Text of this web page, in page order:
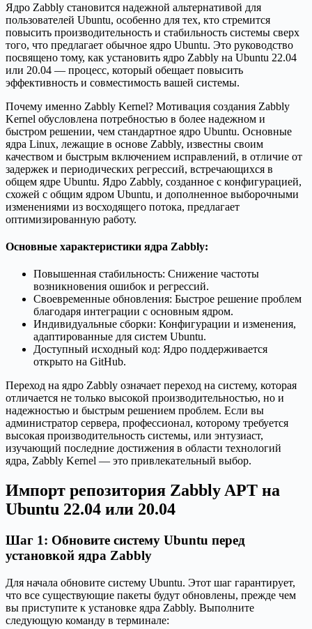
Ядро Zabbly становится надежной альтернативой для
пользователей Ubuntu, особенно для тех, кто стремится
повысить производительность и стабильность системы сверх
того, что предлагает обычное ядро Ubuntu. Это руководство
посвящено тому, как установить ядро Zabbly на Ubuntu 22.04
или 20.04 — процесс, который обещает повысить
эффективность и совместимость вашей системы.
Почему именно Zabbly Kernel? Мотивация создания Zabbly
Kernel обусловлена потребностью в более надежном и
быстром решении, чем стандартное ядро Ubuntu. Основные
ядра Linux, лежащие в основе Zabbly, известны своим
качеством и быстрым включением исправлений, в отличие от
задержек и периодических регрессий, встречающихся в
общем ядре Ubuntu. Ядро Zabbly, созданное с конфигурацией,
схожей с общим ядром Ubuntu, и дополненное выборочными
изменениями из восходящего потока, предлагает
оптимизированную работу.
Основные характеристики ядра Zabbly:
Повышенная стабильность: Снижение частоты
возникновения ошибок и регрессий.
Своевременные обновления: Быстрое решение проблем
благодаря интеграции с основным ядром.
Индивидуальные сборки: Конфигурации и изменения,
адаптированные для систем Ubuntu.
Доступный исходный код: Ядро поддерживается
открыто на GitHub.
Переход на ядро Zabbly означает переход на систему, которая
отличается не только высокой производительностью, но и
надежностью и быстрым решением проблем. Если вы
администратор сервера, профессионал, которому требуется
высокая производительность системы, или энтузиаст,
изучающий последние достижения в области технологий
ядра, Zabbly Kernel — это привлекательный выбор.
Импорт репозитория Zabbly APT на
Ubuntu 22.04 или 20.04
Шаг 1: Обновите систему Ubuntu перед
установкой ядра Zabbly
Для начала обновите систему Ubuntu. Этот шаг гарантирует,
что все существующие пакеты будут обновлены, прежде чем
вы приступите к установке ядра Zabbly. Выполните
следующую команду в терминале: